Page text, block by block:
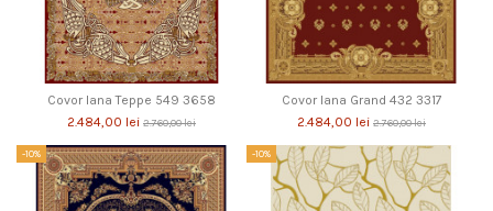
Covor lana Teppe 549 3658
2.484,00 lei 2.760,00 lei
Covor lana Grand 432 3317
2.484,00 lei 2.760,00 lei
-10% -10%